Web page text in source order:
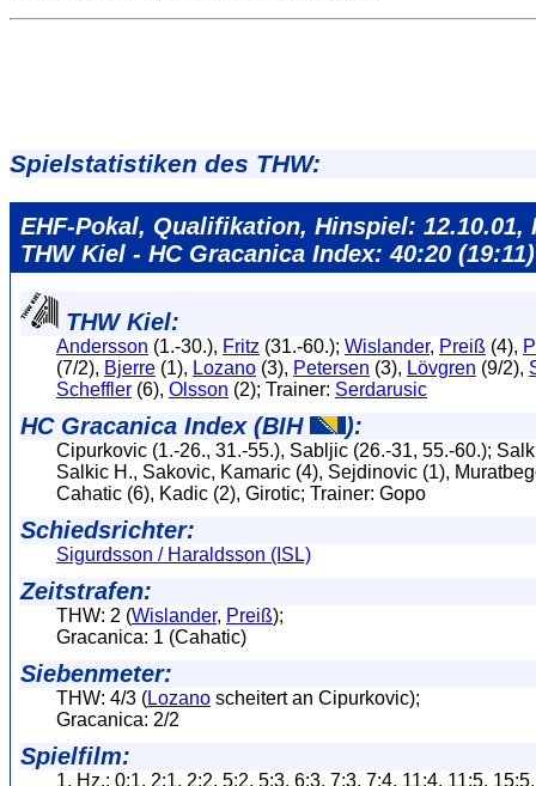
Spielstatistiken des THW:
EHF-Pokal, Qualifikation, Hinspiel: 12.10.01,
THW Kiel - HC Gracanica Index: 40:20 (19:11)
THW Kiel:
Andersson (1.-30.), Fritz (31.-60.); Wislander, Preiß (4),
(7/2), Bjerre (1), Lozano (3), Petersen (3), Lövgren (9/2),
Scheffler (6), Olsson (2); Trainer: Serdarusic
HC Gracanica Index (BIH ):
Cipurkovic (1.-26., 31.-55.), Sabljic (26.-31, 55.-60.);
Salkic H., Sakovic, Kamaric (4), Sejdinovic (1),
Cahatic (6), Kadic (2), Girotic; Trainer: Gopo
Schiedsrichter:
Sigurdsson / Haraldsson (ISL)
Zeitstrafen:
THW: 2 (Wislander, Preiß);
Gracanica: 1 (Cahatic)
Siebenmeter:
THW: 4/3 (Lozano scheitert an Cipurkovic);
Gracanica: 2/2
Spielfilm:
1. Hz.: 0:1, 2:1, 2:2, 5:2, 5:3, 6:3, 7:3, 7:4, 11:4, 11:5,